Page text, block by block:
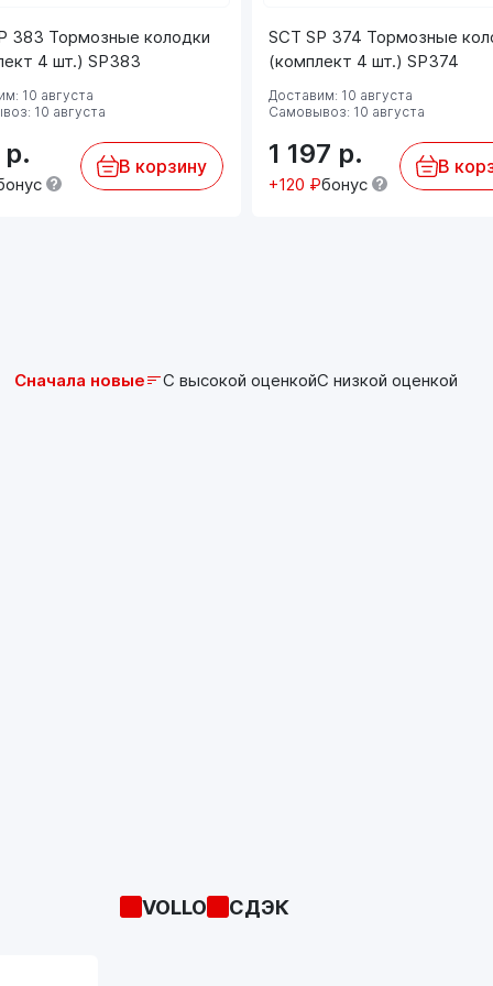
09.2005-->
383 Тормозные колодки
4 шт.) SP383
10 августа
10 августа
р. В корзину
SCT SP 374 Тормозные
(комплект 4 шт.) SP374
Доставим: 10 августа
Самовывоз: 10 августа
1 197 р.
+120 ₽бонус
В
Сначала новые С высокой оценкойС низкой оценкой
VOLLO СДЭК